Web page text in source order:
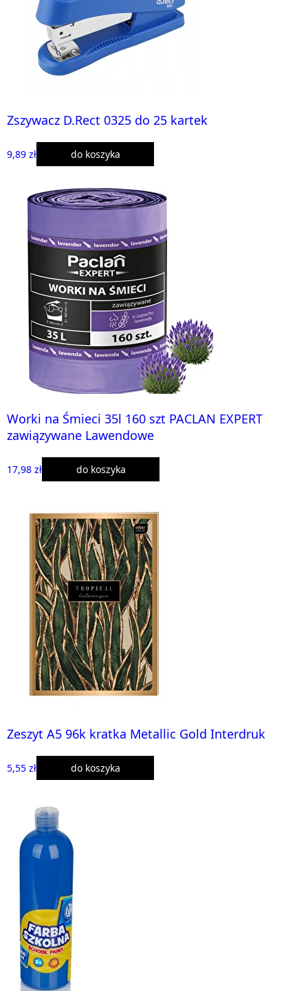
Zszywacz D.Rect 0325 do 25 kartek
9,89 zł do koszyka
Worki na Śmieci 35l 160 szt PACLAN EXPERT
zawiązywane Lawendowe
17,98 zł do koszyka
Zeszyt A5 96k kratka Metallic Gold Interdruk
5,55 zł do koszyka